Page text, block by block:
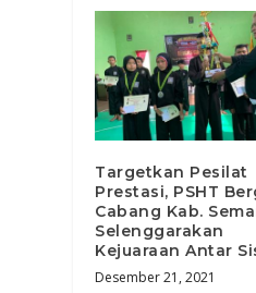
Targetkan Pesilat
Prestasi, PSHT
Cabang Kab.
Selenggarakan
Kejuaraan Antar
Desember 21, 2021